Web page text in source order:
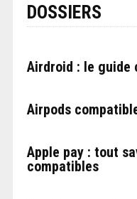
DOSSIERS
Airdroid : le guide
Airpods
Apple pay : tout
compatibles